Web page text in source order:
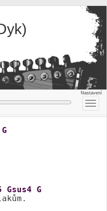
G
Gsus4
kům.
G